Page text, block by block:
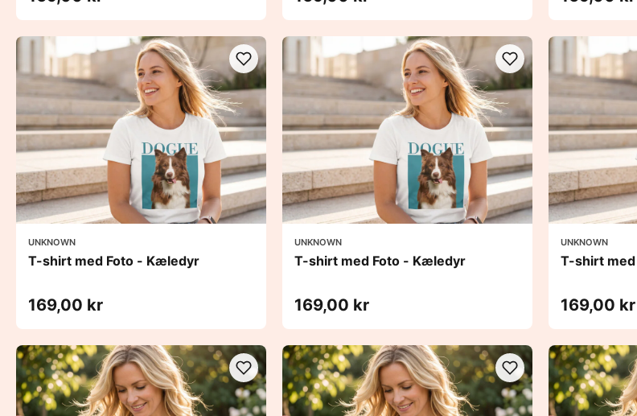
UNKNOWN
T-shirt med Foto - Kæledyr
169,00 kr
UNKNOWN
T-shirt med Foto - Kæledyr
169,00 kr
UNKNOWN
T-shirt
169,00 kr